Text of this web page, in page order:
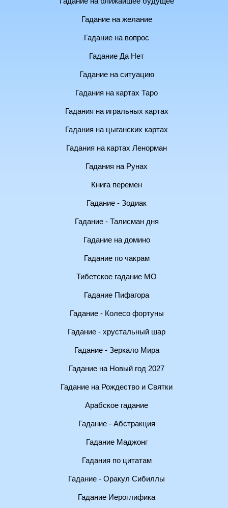
Гадание на желание
Гадание на вопрос
Гадание Да Нет
Гадание на ситуацию
Гадания на картах Таро
Гадания на игральных картах
Гадания на цыганских картах
Гадания на картах Ленорман
Гадания на Рунах
Книга перемен
Гадание - Зодиак
Гадание - Талисман дня
Гадание на домино
Гадание по чакрам
Тибетское гадание МО
Гадание Пифагора
Гадание - Колесо фортуны
Гадание - хрустальный шар
Гадание - Зеркало Мира
Гадание на Новый год 2027
Гадание на Рождество и Святки
Арабское гадание
Гадание - Абстракция
Гадание Маджонг
Гадания по цитатам
Гадание - Оракул Сибиллы
Гадание Иероглифика